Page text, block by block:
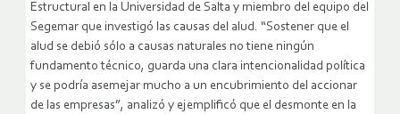
Estructural en la Universidad de Salta y miembro del equipo del
Segemar que investigó las causas del alud. “Sostener que el
alud se debió sólo a causas naturales no tiene ningún
fundamento técnico, guarda una clara intencionalidad política
y se podría asemejar mucho a un encubrimiento del accionar
de las empresas”, analizó y ejemplificó que el desmonte en la